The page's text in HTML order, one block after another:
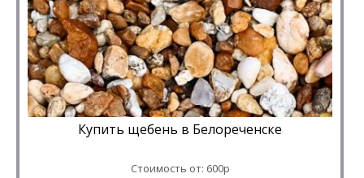
Купить щебень в Белореченске
Стоимость от: 600р